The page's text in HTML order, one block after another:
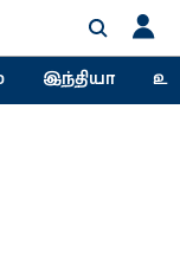
இந்தியா